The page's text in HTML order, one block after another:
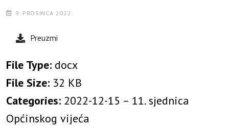
9. PROSINCA 2022.
Preuzmi
File Type: docx
File Size: 32 KB
Categories: 2022-12-15 – 11. sjednica
Općinskog vijeća